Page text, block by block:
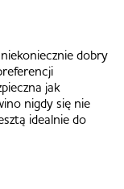
dobry
jak
nigdy się nie
idealnie do